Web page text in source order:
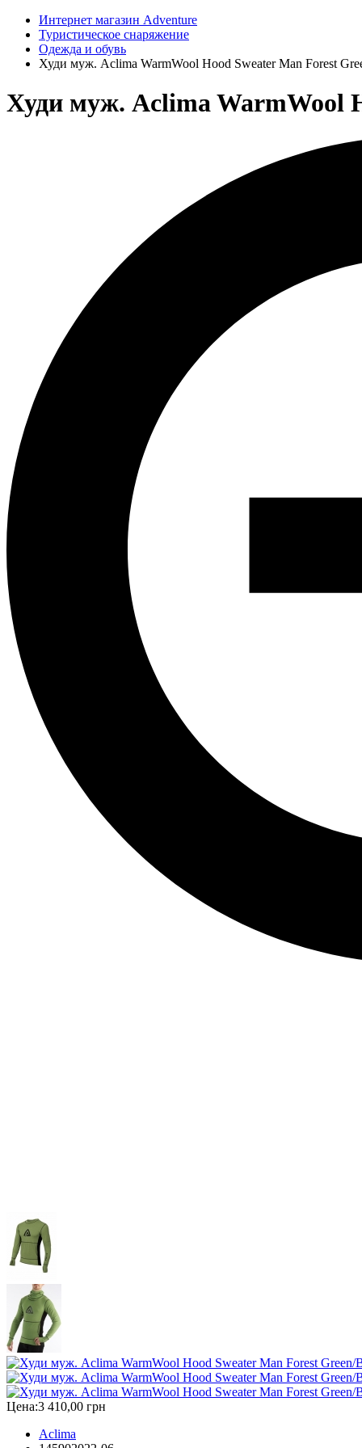
Интернет магазин Adventure
Туристическое снаряжение
Одежда и обувь
Худи муж. Aclima WarmWool Hood Sweater Man Forest
Худи муж. Aclima WarmWool
Цена:3 410,00 грн
Aclima